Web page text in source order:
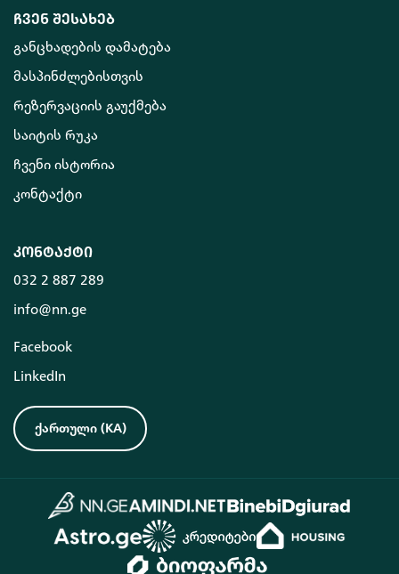
ჩვენ შესახებ
განცხადების დამატება
მასპინძლებისთვის
რეზერვაციის გაუქმება
საიტის რუკა
ჩვენი ისტორია
კონტაქტი
კონტაქტი
032 2 887 289
info@nn.ge
Facebook
LinkedIn
ქართული (KA)